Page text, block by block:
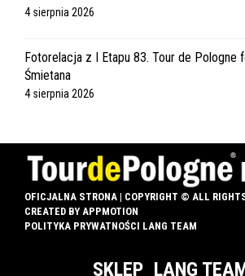
4 sierpnia 2026
Fotorelacja z I Etapu 83. Tour de Pologne
Śmietana
4 sierpnia 2026
OFICJALNA STRONA | COPYRIGHT © ALL
CREATED BY APPMOTION
POLITYKA PRYWATNOŚCI LANG TEAM
SKLEP LANG